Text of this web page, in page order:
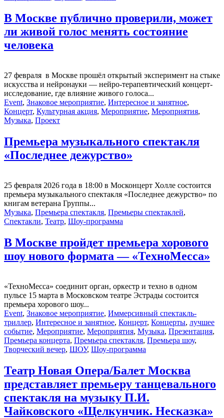
В Москве публично проверили, может
ли живой голос менять состояние
человека
27 февраля в Москве прошёл открытый эксперимент на стыке
искусства и нейронауки — нейро-терапевтический концерт-
исследование, где влияние живого голоса...
Event, Знаковое мероприятие, Интересное и занятное,
Концерт, Культурная акция, Мероприятие, Мероприятия,
Музыка, Проект
Премьера музыкального спектакля
«Последнее дежурство»
25 февраля 2026 года в 18:00 в Москонцерт Холле состоится
премьера музыкального спектакля «Последнее дежурство» по
книгам ветерана Группы...
Музыка, Премьера спектакля, Премьеры спектаклей,
Спектакли, Театр, Шоу-программа
В Москве пройдет премьера хорового
шоу нового формата — «ТехноМесса»
«ТехноМесса» соединит орган, оркестр и техно в одном
пульсе 15 марта в Московском театре Эстрады состоится
премьера хорового шоу...
Event, Знаковое мероприятие, Иммерсивный спектакль-
триллер, Интересное и занятное, Концерт, Концерты, лучшее
событие, Мероприятие, Мероприятия, Музыка, Презентация,
Премьера концерта, Премьера спектакля, Премьера шоу,
Творческий вечер, ШОУ, Шоу-программа
Театр Новая Опера/Балет Москва
представляет премьеру танцевального
спектакля на музыку П.И.
Чайковского «Щелкунчик. Несказка»